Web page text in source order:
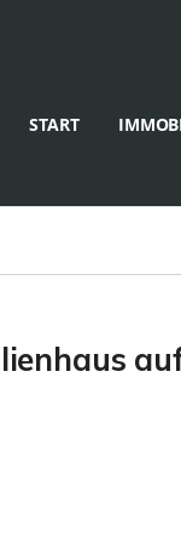
START